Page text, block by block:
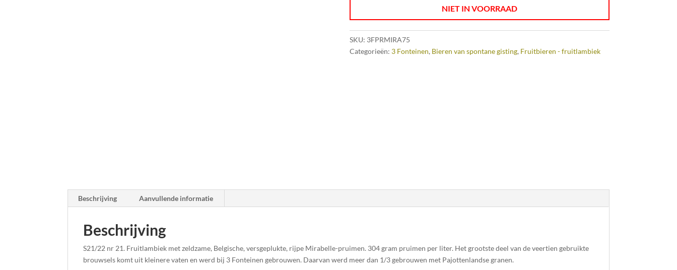
NIET IN VOORRAAD
SKU: 3FPRMIRA75
Categorieën: 3 Fonteinen, Bieren van spontane gisting, Fruitbieren - fruitlambiek
Beschrijving Aanvullende informatie
Beschrijving
S21/22 nr 21. Fruitlambiek met zeldzame, Belgische, versgeplukte, rijpe Mirabelle-pruimen. 304 gram pruimen per liter. Het grootste deel van de veertien gebruikte
brouwsels komt uit kleinere vaten en werd bij 3 Fonteinen gebrouwen. Daarvan werd meer dan 1/3 gebrouwen met Pajottenlandse granen.